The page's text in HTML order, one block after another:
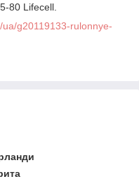
80 Lifecell.
g20119133-rulonnye-